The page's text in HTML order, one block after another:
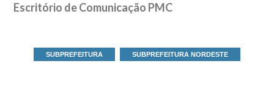
Escritório de Comunicação PMC
SUBPREFEITURA SUBPREFEITURA NORDESTE